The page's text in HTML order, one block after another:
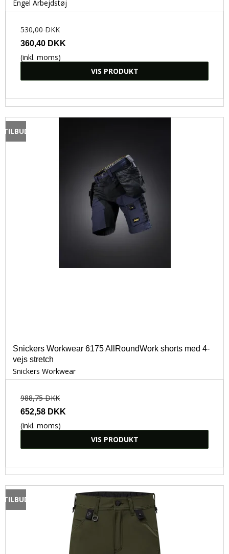
Engel Arbejdstøj
530,00 DKK
360,40 DKK
(inkl. moms)
VIS PRODUKT
TILBUD
Snickers Workwear 6175 AllRoundWork shorts med 4-
vejs stretch
Snickers Workwear
988,75 DKK
652,58 DKK
(inkl. moms)
VIS PRODUKT
TILBUD